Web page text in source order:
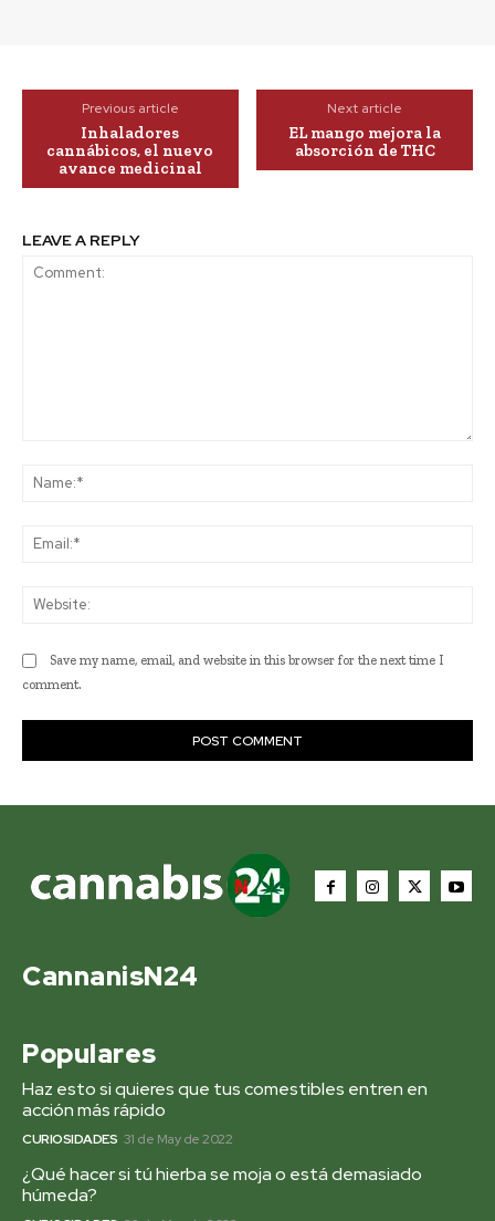
Previous article
Inhaladores
cannábicos, el nuevo
avance medicinal
Next article
EL mango mejora la
absorción de THC
LEAVE A REPLY
Save my name, email, and website in this browser for the next time I
comment.
CannanisN24
Populares
Haz esto si quieres que tus comestibles entren en
acción más rápido
CURIOSIDADES 31 de May de 2022
¿Qué hacer si tú hierba se moja o está demasiado
húmeda?